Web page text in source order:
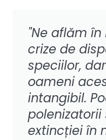
"Ne aflăm
crize de
speciilor,
oameni
intangibil.
extincției în